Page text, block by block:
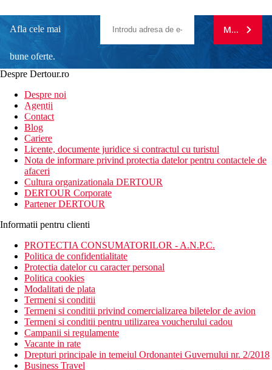
Afla cele mai
bune oferte.
newsletter!
MA
Despre Dertour.ro
Despre noi
Agentii
Contact
Blog
Cariere
Licente, documente juridice si contractul cu turistul
Nota de informare privind protectia datelor pentru contactele de
afaceri
Cultura organizationala DERTOUR
DERTOUR Corporate
Partener DERTOUR
Informatii pentru clienti
PROTECTIA CONSUMATORILOR - A.N.P.C.
Politica de confidentialitate
Protectia datelor cu caracter personal
Politica cookies
Modalitati de plata
Termeni si conditii
Termeni si conditii privind comercializarea biletelor de avion
Termeni si conditii pentru utilizarea voucherului cadou
Campanii si regulamente
Vacante in rate
Drepturi principale in temeiul Ordonantei Guvernului nr. 2/2018
Business Travel